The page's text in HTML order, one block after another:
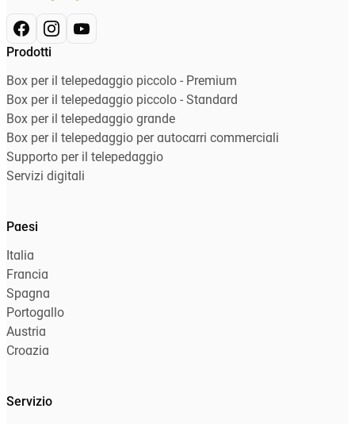
Prodotti
Box per il telepedaggio piccolo - Premium
Box per il telepedaggio piccolo - Standard
Box per il telepedaggio grande
Box per il telepedaggio per autocarri commerciali
Supporto per il telepedaggio
Servizi digitali
Paesi
Italia
Francia
Spagna
Portogallo
Austria
Croazia
Servizio